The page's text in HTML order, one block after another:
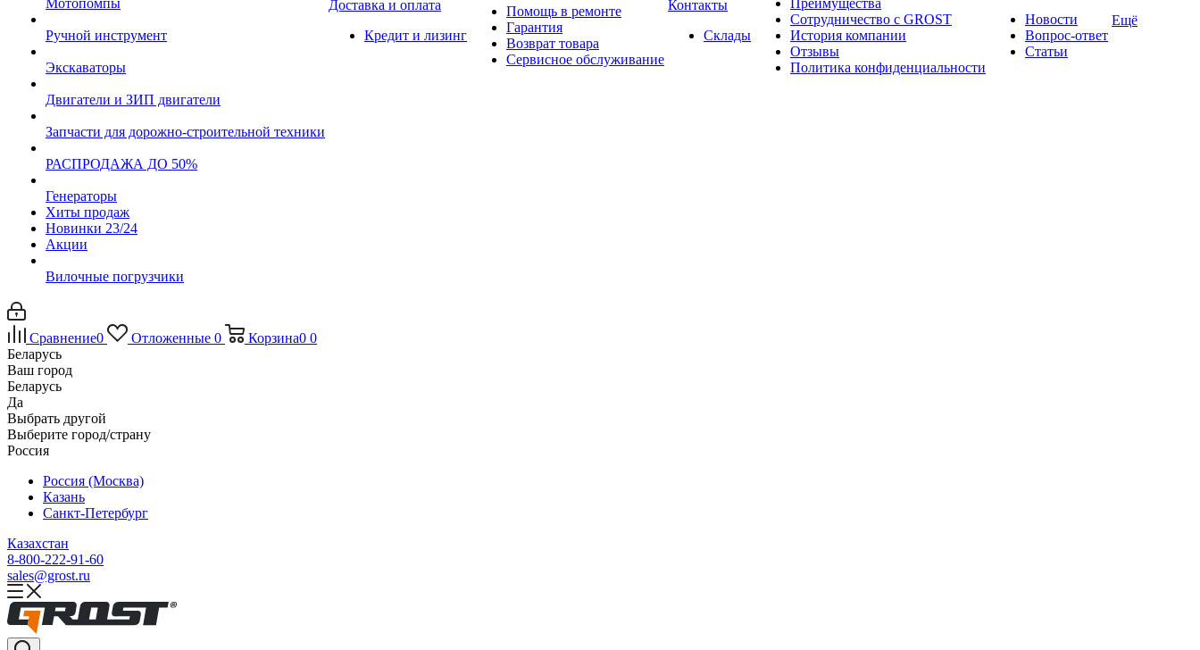
Мотопомпы
Ручной инструмент
Экскаваторы
Двигатели и ЗИП двигатели
Запчасти для дорожно-строительной техники
РАСПРОДАЖА ДО 50%
Генераторы
Хиты продаж
Новинки 23/24
Акции
Вилочные погрузчики
Доставка и оплата
Кредит и лизинг
Помощь в ремонте
Гарантия
Возврат товара
Сервисное обслуживание
Контакты
Склады
Преимущества
Сотрудничество с GROST
История компании
Отзывы
Политика конфиденциальности
Новости
Вопрос-ответ
Статьи
Ещё
Сравнение0 Отложенные 0 Корзина0 0
Беларусь
Ваш город
Беларусь
Да
Выбрать другой
Выберите город/страну
Россия
Россия (Москва)
Казань
Санкт-Петербург
Казахстан
8-800-222-91-60
sales@grost.ru